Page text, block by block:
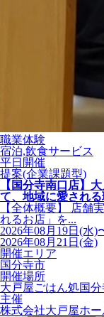
職業体験
宿泊,飲食サービス
平日開催
提案(企業課題型)
【国分寺南口店】
て、地域に愛され
【全体概要】 店舗
れるお店」を...
2026年08月19日(水)
2026年08月21日(金)
開催エリア
国分寺市
開催場所
大戸屋ごはん処国
主催
株式会社大戸屋ホ